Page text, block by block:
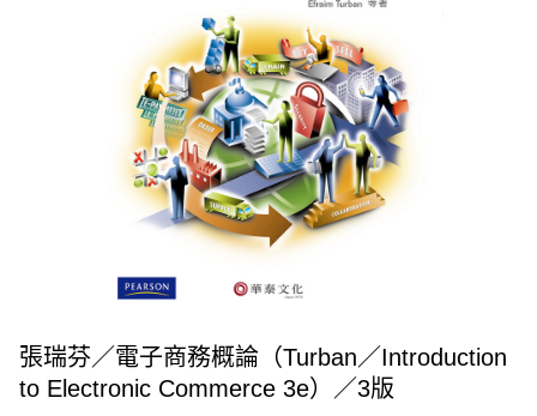
張瑞芬／電子商務概論（Turban／Introduction
to Electronic Commerce 3e）／3版